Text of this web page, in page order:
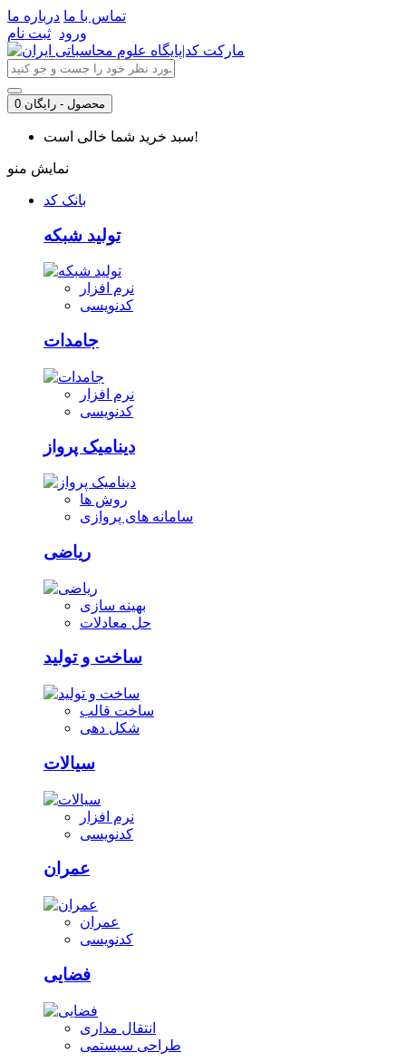
تماس با ما درباره ما
ورود ثبت نام
0 محصول - رایگان
سبد خرید شما خالی است!
نمایش منو
بانک کد
تولید شبکه
نرم افزار
کدنویسی
جامدات
نرم افزار
کدنویسی
دینامیک پرواز
روش ها
سامانه های پروازی
ریاضی
بهینه سازی
حل معادلات
ساخت و تولید
ساخت قالب
شکل دهی
سیالات
نرم افزار
کدنویسی
عمران
عمران
کدنویسی
فضایی
انتقال مداری
طراحی سیستمی